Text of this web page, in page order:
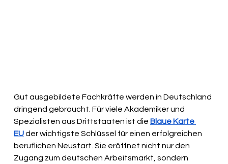
Gut ausgebildete Fachkräfte werden in Deutschland
dringend gebraucht. Für viele Akademiker und
Spezialisten aus Drittstaaten ist die Blaue Karte
EU der wichtigste Schlüssel für einen erfolgreichen
beruflichen Neustart. Sie eröffnet nicht nur den
Zugang zum deutschen Arbeitsmarkt, sondern